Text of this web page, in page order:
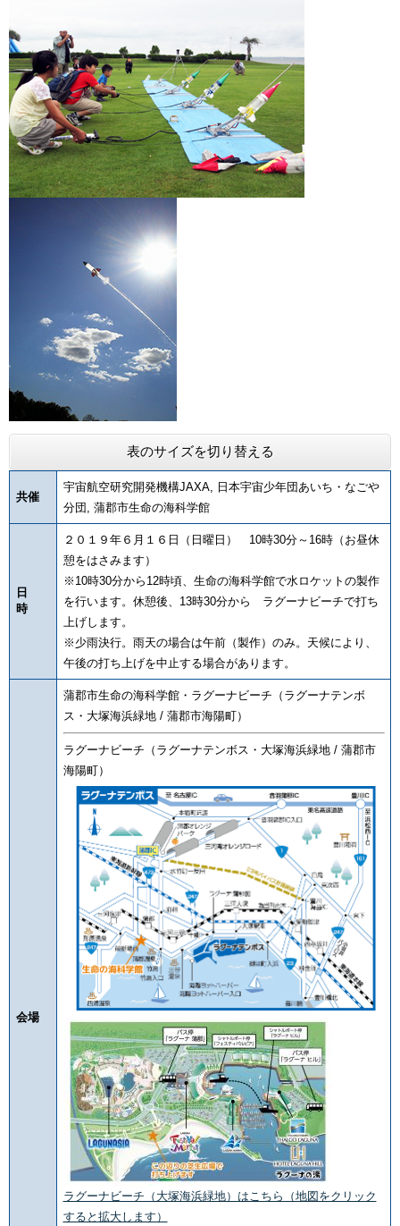
表のサイズを切り替える
共催
宇宙航空研究開発機構JAXA, 日本宇宙少年団あいち・なごや
分団, 蒲郡市生命の海科学館
日
時
２０１９年６月１６日（日曜日） 10時30分～16時（お昼休
憩をはさみます）
※10時30分から12時頃、生命の海科学館で水ロケットの製作
を行います。休憩後、13時30分から ラグーナビーチで打ち
上げします。
※少雨決行。雨天の場合は午前（製作）のみ。天候により、
午後の打ち上げを中止する場合があります。
会場
蒲郡市生命の海科学館・ラグーナビーチ（ラグーナテンボ
ス・大塚海浜緑地 / 蒲郡市海陽町）
ラグーナビーチ（ラグーナテンボス・大塚海浜緑地 / 蒲郡市
海陽町）
ラグーナビーチ（大塚海浜緑地）はこちら（地図をクリック
すると拡大します）